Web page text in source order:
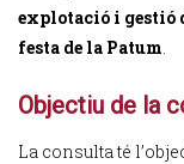
explotació i gestió
festa de la Patum.
Objectiu de la
La consulta té